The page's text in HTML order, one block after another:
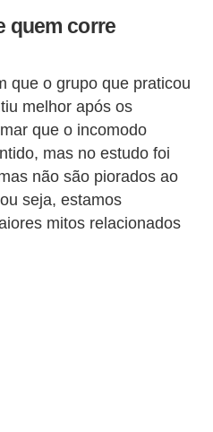
quem corre
que o grupo que praticou
melhor após os
que o incomodo
mas no estudo foi
não são piorados ao
seja, estamos
mitos relacionados